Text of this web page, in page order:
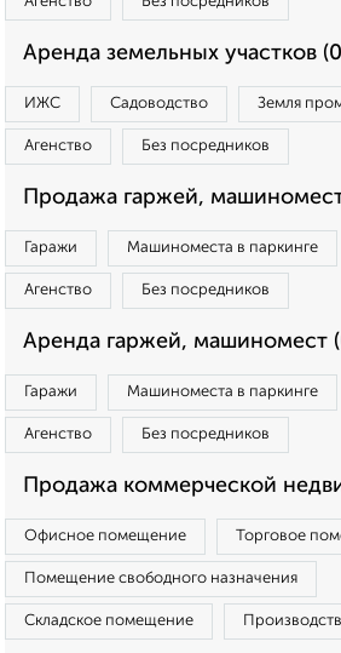
Аренда земельных участков
ИЖС Садоводство Земля
Агенство Без посредников
Продажа гаржей,
Гаражи Машиноместа в паркинге
Агенство Без посредников
Аренда гаржей, машиномест
Гаражи Машиноместа в паркинге
Агенство Без посредников
Продажа коммерческой
Офисное помещение Торговое
Помещение свободного назначения
Складское помещение